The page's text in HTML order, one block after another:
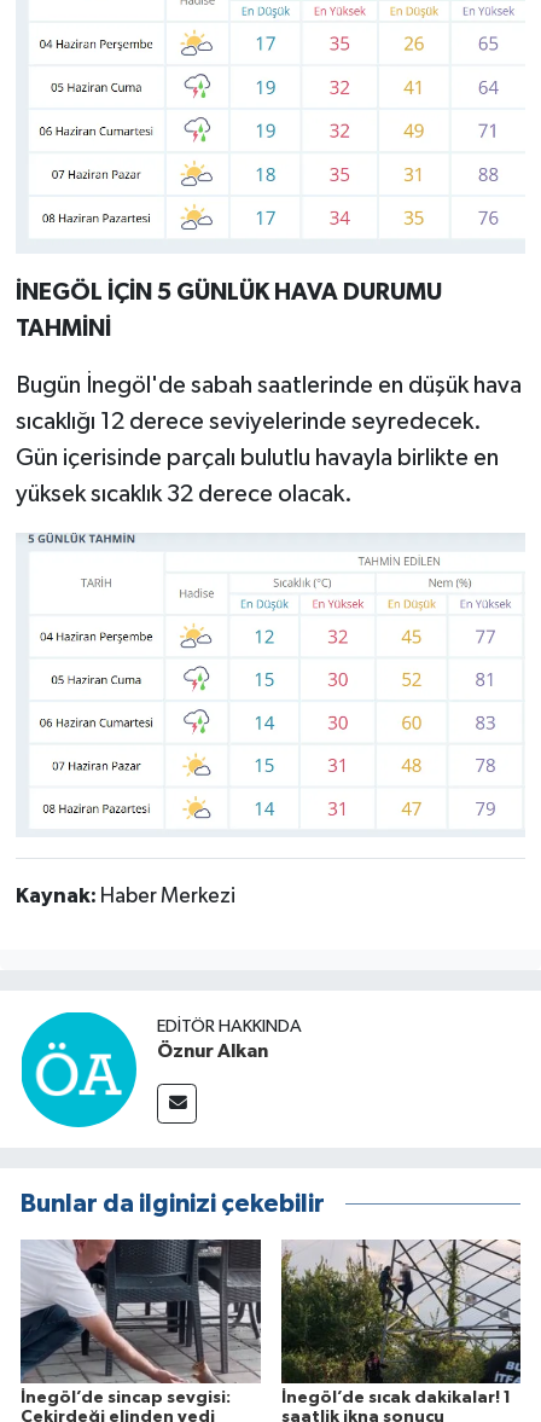
İNEGÖL İÇİN 5 GÜNLÜK HAVA DURUMU
TAHMİNİ
Bugün İnegöl'de sabah saatlerinde en düşük hava
sıcaklığı 12 derece seviyelerinde seyredecek.
Gün içerisinde parçalı bulutlu havayla birlikte en
yüksek sıcaklık 32 derece olacak.
Kaynak: Haber Merkezi
EDITÖR HAKKINDA
Öznur Alkan
Bunlar da ilginizi çekebilir
İnegöl’de sincap sevgisi:
Çekirdeği elinden yedi
İnegöl’de sıcak dakikalar! 1
saatlik ikna sonucu